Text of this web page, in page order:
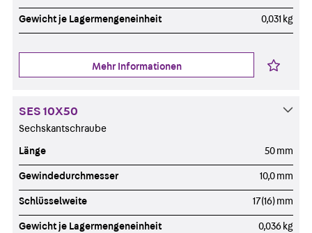
Gewicht je Lagermengeneinheit 0,031 kg
Mehr Informationen
SES 10X50
Sechskantschraube
Länge 50 mm
Gewindedurchmesser 10,0 mm
Schlüsselweite 17(16) mm
Gewicht je Lagermengeneinheit 0,036 kg